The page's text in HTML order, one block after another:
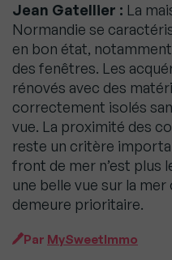
Jean Gatellier : La
Normandie se
en bon état,
des fenêtres. Les
rénovés avec des
correctement isolés
vue. La proximité des
reste un critère
front de mer n’est plus
une belle vue sur la
demeure prioritaire.
Par MySweetImmo